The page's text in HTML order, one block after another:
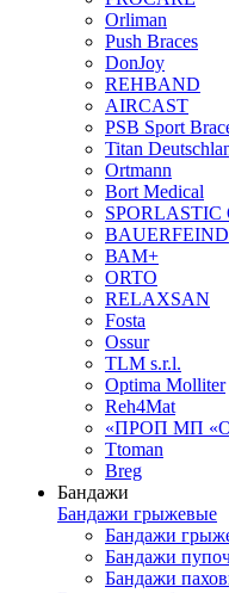
Orliman
Push Braces
DonJoy
REHBAND
AIRCAST
PSB Sport
Titan
Ortmann
Bort Medical
SPORLASTIC
BAUERFEIND
ВАМ+
ORTO
RELAXSAN
Fosta
Ossur
TLM s.r.l.
Optima Molliter
Reh4Mat
«ПРОП МП
Ttoman
Breg
Бандажи
Бандажи грыжевые
Бандажи
Бандажи
Бандажи